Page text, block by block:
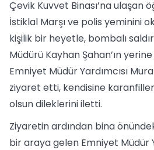
Çevik Kuvvet Binası’na ulaşan
İstiklal Marşı ve polis yeminini
kişilik bir heyetle, bombalı
Müdürü Kayhan Şahan’ın
Emniyet Müdür Yardımcısı
ziyaret etti, kendisine
olsun dileklerini iletti.
Ziyaretin ardından bina
bir araya gelen Emniyet Müdür